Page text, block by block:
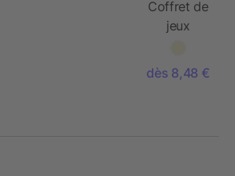
Coffret de
jeux
dès 8,48 €